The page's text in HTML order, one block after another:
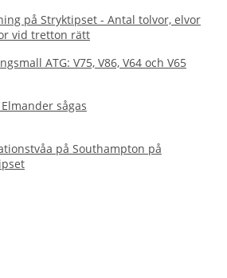
på Stryktipset - Antal tolvor, elvor
vid tretton rätt
ATG: V75, V86, V64 och V65
Elmander sågas
på Southampton på